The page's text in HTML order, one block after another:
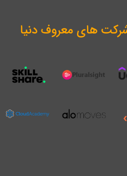
های معروف دنیا